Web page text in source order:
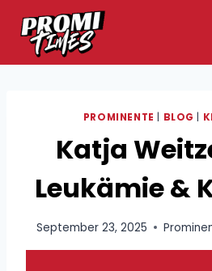
Inhalt
springen
PROMINENTE BLOG
Katja
Leukämie &
September 23, 2025